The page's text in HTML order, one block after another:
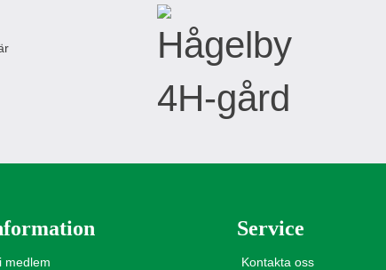
medlem
Service
Kontakta oss